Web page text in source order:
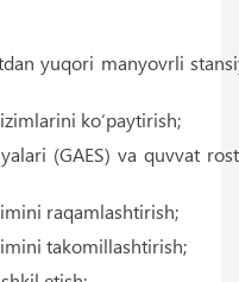
yuqori manyovrli
ko‘paytirish;
(GAES) va quvvat
raqamlashtirish;
takomillashtirish;